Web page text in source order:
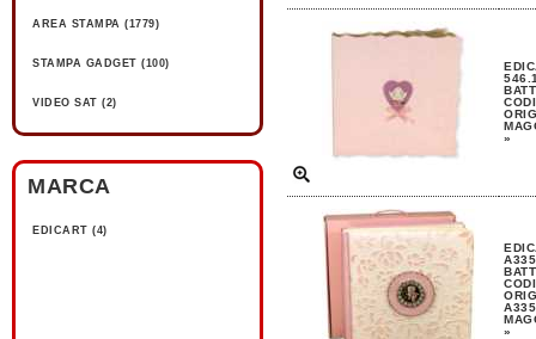
AREA STAMPA (1779)
STAMPA GADGET (100)
VIDEO SAT (2)
MARCA
EDICART (4)
»
»